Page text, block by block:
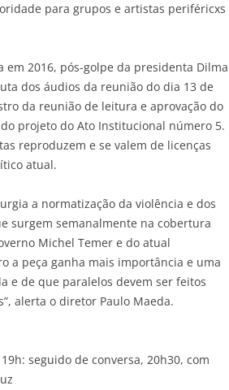
para grupos e artistas periféricxs
em 2016, pós-golpe da presidenta Dilma
dos áudios da reunião do dia 13 de
da reunião de leitura e aprovação do
projeto do Ato Institucional número 5.
reproduzem e se valem de licenças
atual.
a normatização da violência e dos
surgem semanalmente na cobertura
Michel Temer e do atual
a peça ganha mais importância e uma
e de que paralelos devem ser feitos
alerta o diretor Paulo Maeda.
seguido de conversa, 20h30, com